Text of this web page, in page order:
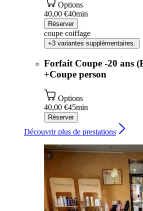
Options
40,00 €40min
Réserver
coupe coiffage
+3 variantes supplémentaires.
Forfait Coupe -20 ans
+Coupe person
Options
40,00 €45min
Réserver
Découvrir plus de prestations